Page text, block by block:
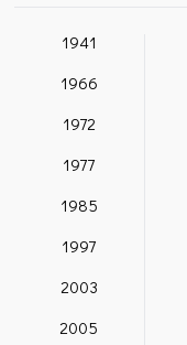
1941
1966
1972
1977
1985
1997
2003
2005